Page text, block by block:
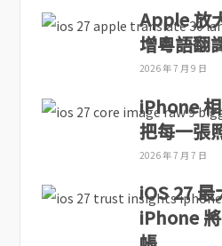
Apple 放
增粵語翻
2026 年 7 月 9 日
iPhone
把每一張
2026 年 7 月 7 日
iOS 27 最
iPhone